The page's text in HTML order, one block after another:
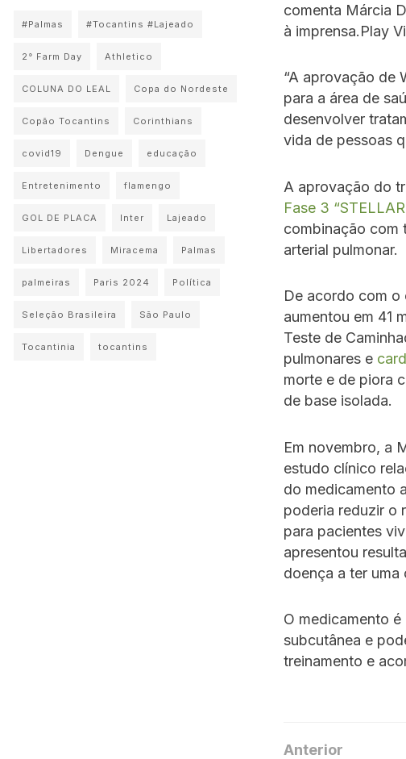
comenta Márcia
à imprensa.Play
“A aprovação de
para a área de
desenvolver
vida de pessoas
A aprovação do
Fase 3
combinação com
arterial pulmonar.
De acordo com o
aumentou em 41
Teste de
pulmonares e
morte e de piora
de base isolada.
Em novembro, a
estudo clínico
do medicamento
poderia reduzir o
para pacientes
apresentou
doença a ter
O medicamento
subcutânea e
treinamento e
Anterior
#Palmas #Tocantins #Lajeado
2° Farm Day Athletico
COLUNA DO LEAL Copa do Nordeste
Copão Tocantins Corinthians
covid19 Dengue educação
Entretenimento flamengo
GOL DE PLACA Inter Lajeado
Libertadores Miracema Palmas
palmeiras Paris 2024 Política
Seleção Brasileira São Paulo
Tocantinia tocantins